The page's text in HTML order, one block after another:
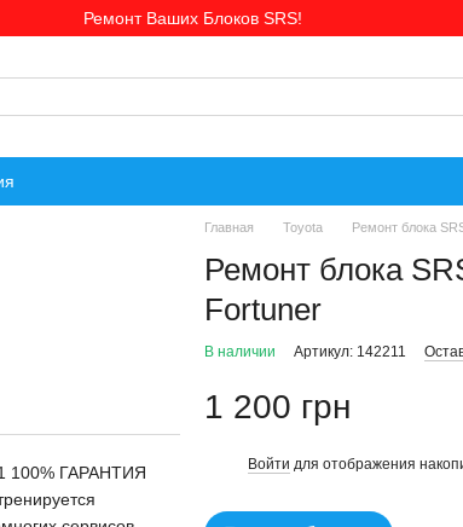
Ремонт Ваших Блоков SRS!
100% ГАРАНТИЯ
Главная Toyota Ремонт блока
Ремонт блока
Fortuner
В наличии Артикул: 142211
1 200 грн
Войти для отображения